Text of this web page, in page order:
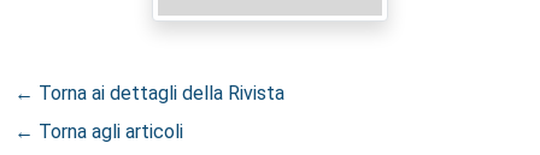
← Torna ai dettagli della Rivista
← Torna agli articoli